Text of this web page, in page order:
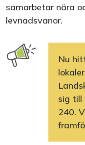
samarbetar nära
levnadsvanor.
Nu
sig till
240.